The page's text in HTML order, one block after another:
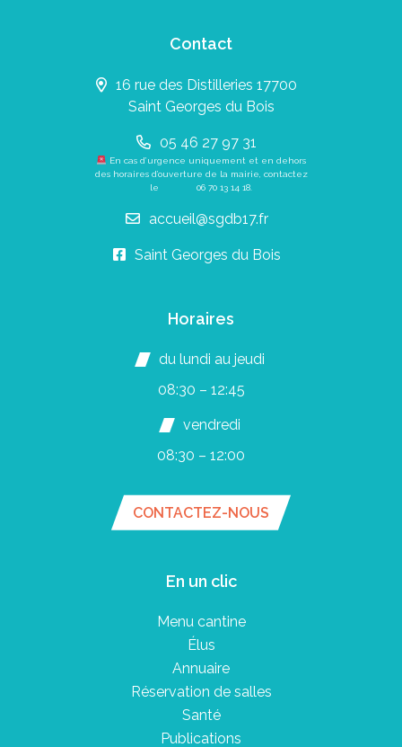
Contact
16 rue des Distilleries 17700
Saint Georges du Bois
05 46 27 97 31
En cas d’urgence uniquement et en dehors
des horaires d’ouverture de la mairie, contactez
le 06 70 13 14 18.
accueil@sgdb17.fr
Saint Georges du Bois
Horaires
du lundi au jeudi
08:30 – 12:45
vendredi
08:30 – 12:00
CONTACTEZ-NOUS
En un clic
Menu cantine
Élus
Annuaire
Réservation de salles
Santé
Publications